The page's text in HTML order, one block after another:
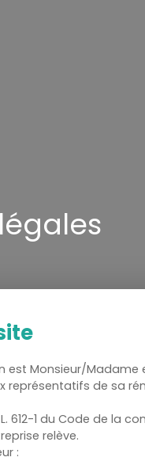
est Monsieur/Madame
représentatifs de sa
612-1 du Code de la
relève.
: